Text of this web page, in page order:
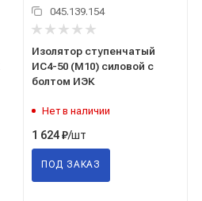
045.139.154
Изолятор ступенчатый
ИС4-50 (М10) силовой с
болтом ИЭК
Нет в наличии
1 624₽/шт
ПОД ЗАКАЗ